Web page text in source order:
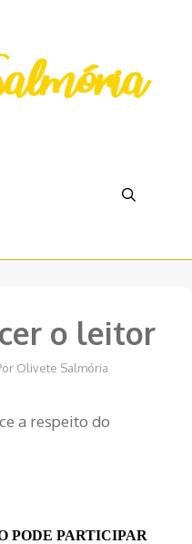
o leitor
Olivete Salmória
a respeito do
PODE PARTICIPAR